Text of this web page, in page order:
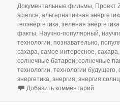
Документальные фильмы Проект
science ,альтернативная
геоэнергетика ,зеленая энергетика
факты Научно-популярный ,
технологии ,познавательно ,
сахара ,самое интересное ,сахара
солнечные батареи ,солнечные
технологии ,технологии будущего ,
энергетика ,энергия ,энергия
Добавить комментарий